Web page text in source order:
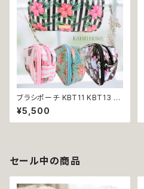
ブラシポーチ KBT11 KBT13 K
BT14 KBT15 KAHRI HOME
カーリ・ホーム 小物入れ 化粧ポ
ーチ プレゼント 贈り物 返品交
¥5,500
セール中の商品